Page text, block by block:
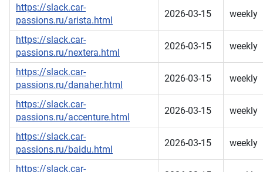
https://slack.car-
passions.ru/arista.html
2026-03-15 weekly
https://slack.car-
passions.ru/nextera.html
2026-03-15 weekly
https://slack.car-
passions.ru/danaher.html
2026-03-15 weekly
https://slack.car-
passions.ru/accenture.html
2026-03-15 weekly
https://slack.car-
passions.ru/baidu.html
2026-03-15 weekly
https://slack.car-